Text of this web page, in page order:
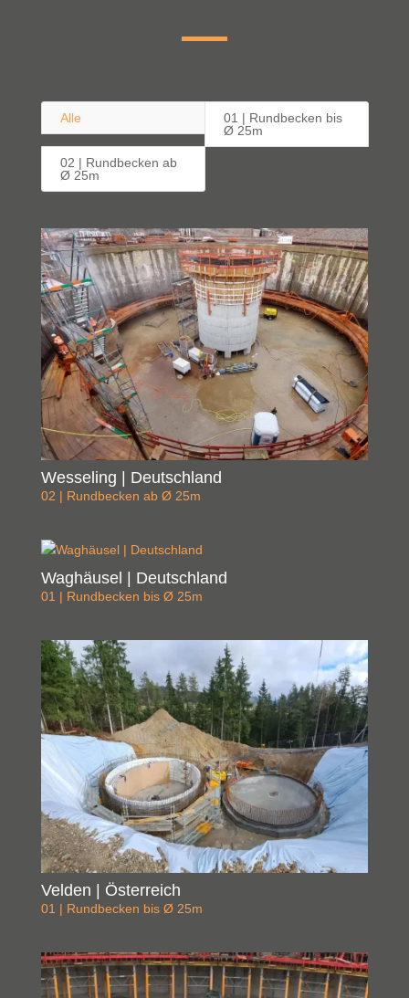
Alle
01 | Rundbecken bis
Ø 25m
02 | Rundbecken ab
Ø 25m
Wesseling | Deutschland
02 | Rundbecken ab Ø 25m
Waghäusel | Deutschland
01 | Rundbecken bis Ø 25m
Velden | Österreich
01 | Rundbecken bis Ø 25m